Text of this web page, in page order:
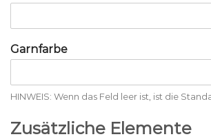
Garnfarbe
HINWEIS: Wenn das Feld leer ist, ist die
Zusätzliche Elemente